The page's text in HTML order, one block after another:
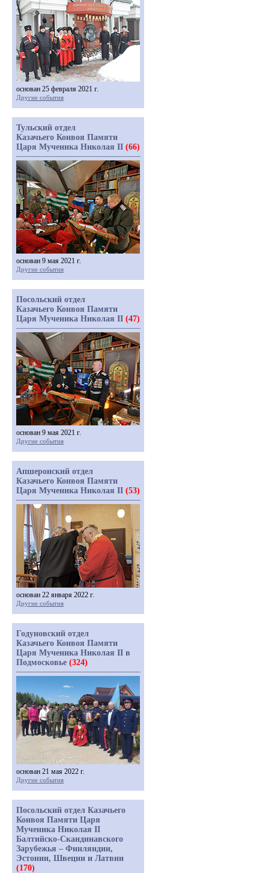
основан 25 февраля 2021 г.
Другие события
Тульский отдел
Казачьего Конвоя Памяти
Царя Мученика Николая II (66)
основан 9 мая 2021 г.
Другие события
Посольский отдел
Казачьего Конвоя Памяти
Царя Мученика Николая II (47)
основан 9 мая 2021 г.
Другие события
Апшеронский отдел
Казачьего Конвоя Памяти
Царя Мученика Николая II (53)
основан 22 января 2022 г.
Другие события
Годуновский отдел
Казачьего Конвоя Памяти
Царя Мученика Николая II в
Подмосковье (324)
основан 21 мая 2022 г.
Другие события
Посольский отдел Казачьего
Конвоя Памяти Царя
Мученика Николая II
Балтийско-Скандинавского
Зарубежья – Финляндии,
Эстонии, Швеции и Латвии
(170)